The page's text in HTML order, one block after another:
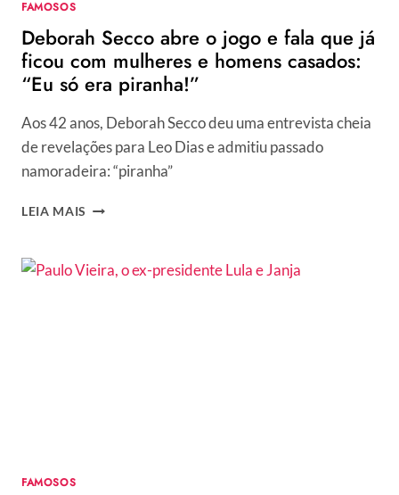
FAMOSOS
Deborah Secco abre o jogo e fala que já
ficou com mulheres e homens casados:
“Eu só era piranha!”
Aos 42 anos, Deborah Secco deu uma entrevista cheia
de revelações para Leo Dias e admitiu passado
namoradeira: “piranha”
LEIA MAIS DEBORAH
O
JOGO
FAMOSOS